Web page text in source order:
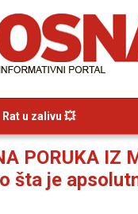
Rat u zalivu 💥
PORUKA IZ
šta je